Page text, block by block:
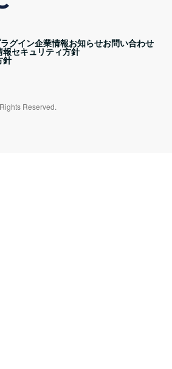
グイン企業情報お知らせお問い合わせ
報セキュリティ方針
針
Reserved.